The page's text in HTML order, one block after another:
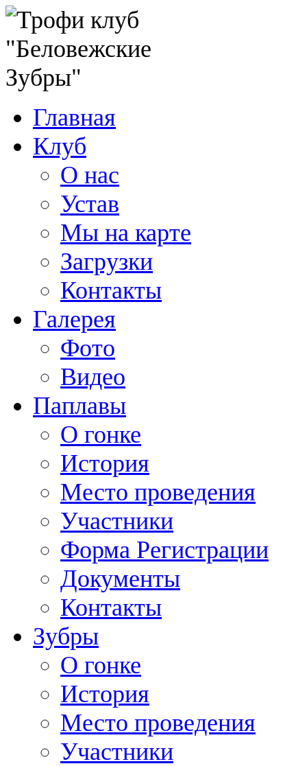
Главная
Клуб
О нас
Устав
Мы на карте
Загрузки
Контакты
Галерея
Фото
Видео
Паплавы
О гонке
История
Место проведения
Участники
Форма Регистрации
Документы
Контакты
Зубры
О гонке
История
Место проведения
Участники